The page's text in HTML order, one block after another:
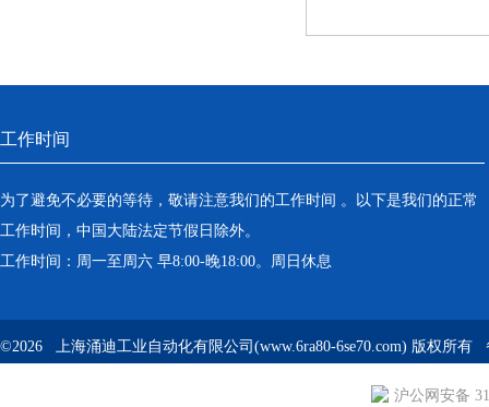
工作时间
为了避免不必要的等待，敬请注意我们的工作时间 。以下是我们的正常
工作时间，中国大陆法定节假日除外。
工作时间：周一至周六 早8:00-晚18:00。周日休息
©2026 上海涌迪工业自动化有限公司(www.6ra80-6se70.com) 版权所有
沪公网安备